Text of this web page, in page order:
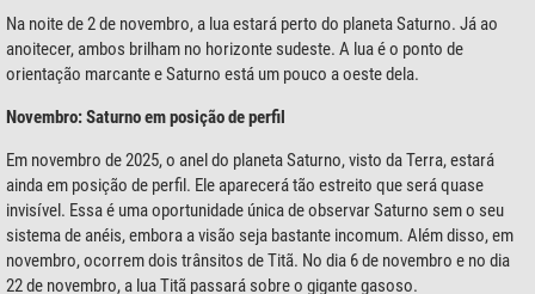
Na noite de 2 de novembro, a lua estará perto do planeta Saturno. Já ao
anoitecer, ambos brilham no horizonte sudeste. A lua é o ponto de
orientação marcante e Saturno está um pouco a oeste dela.
Novembro: Saturno em posição de perfil
Em novembro de 2025, o anel do planeta Saturno, visto da Terra, estará
ainda em posição de perfil. Ele aparecerá tão estreito que será quase
invisível. Essa é uma oportunidade única de observar Saturno sem o seu
sistema de anéis, embora a visão seja bastante incomum. Além disso, em
novembro, ocorrem dois trânsitos de Titã. No dia 6 de novembro e no dia
22 de novembro, a lua Titã passará sobre o gigante gasoso.